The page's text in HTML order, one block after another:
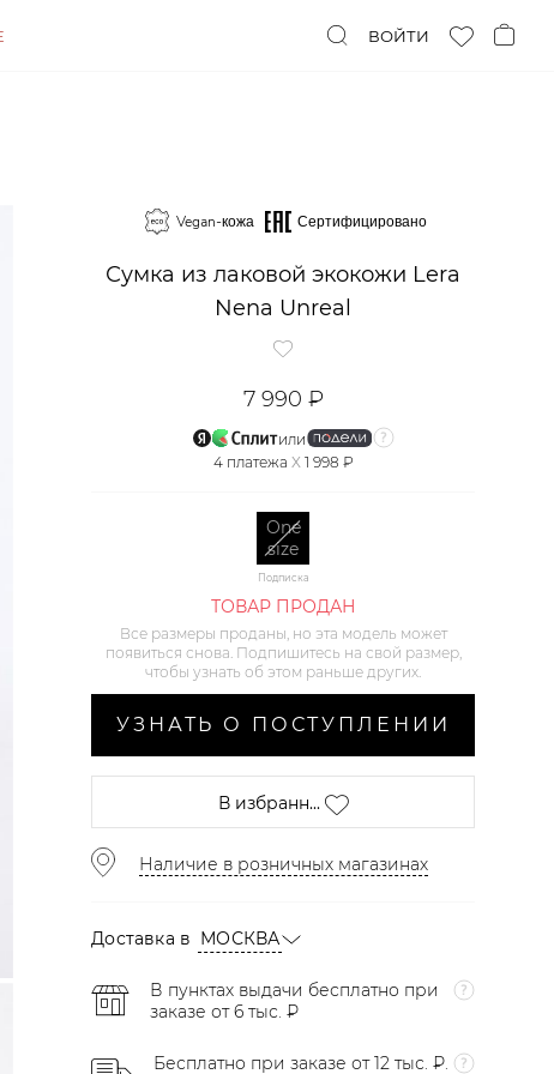
ВОЙТИ
Vegan-кожа Сертифицировано
Сумка из лаковой экокожи Lera
Nena Unreal
7 990 ₽
или
4 платежа X 1 998 ₽
One
size
Подписка
ТОВАР ПРОДАН
Все размеры проданы, но эта модель может
появиться снова. Подпишитесь на свой размер,
чтобы узнать об этом раньше других.
УЗНАТЬ О ПОСТУПЛЕНИИ
В избранн...
Наличие в розничных магазинах
Доставка в МОСКВА
В пунктах выдачи бесплатно при
заказе от 6 тыс. ₽
Бесплатно при заказе от 12 тыс. ₽.